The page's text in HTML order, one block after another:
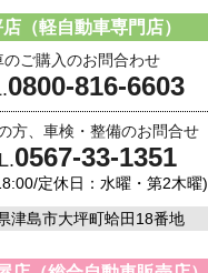
（軽自動車専門店）
のご購入のお問合わせ
0800-816-6603
方、車検・整備のお問合せ
0567-33-1351
定休日：水曜・第2木曜)
津島市大坪町蛤田18番地